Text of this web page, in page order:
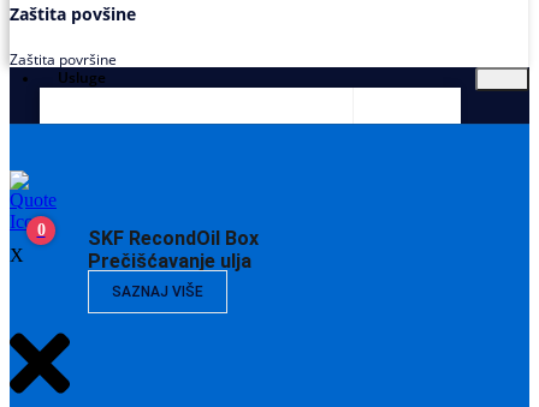
Zaštita povšine
Zaštita površine
Usluge
SKF RecondOil Box
Prečišćavanje ulja
SAZNAJ VIŠE
0
X